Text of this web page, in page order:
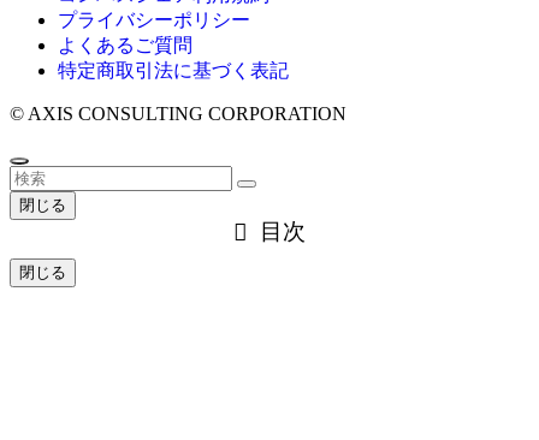
プライバシーポリシー
よくあるご質問
特定商取引法に基づく表記
© AXIS CONSULTING CORPORATION
閉じる
目次
閉じる